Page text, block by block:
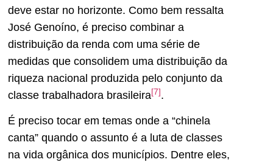
deve estar no horizonte. Como bem ressalta
José Genoíno, é preciso combinar a
distribuição da renda com uma série de
medidas que consolidem uma distribuição da
riqueza nacional produzida pelo conjunto da
classe trabalhadora brasileira[7] .
É preciso tocar em temas onde a “chinela
canta” quando o assunto é a luta de classes
na vida orgânica dos municípios. Dentre eles,